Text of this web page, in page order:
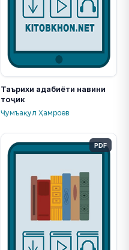
Таърихи адабиёти навини
тоҷик
Ҷумъақул Ҳамроев
PDF